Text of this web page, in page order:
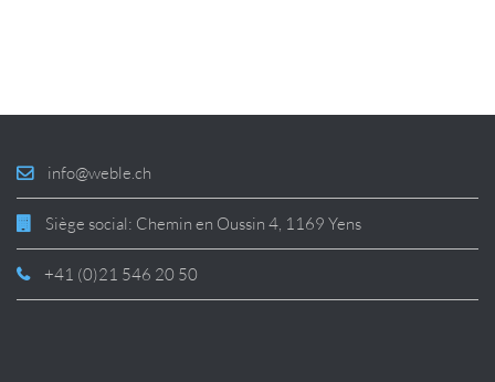
info@weble.ch
Siège social: Chemin en Oussin 4, 1169 Yens
+41 (0)21 546 20 50